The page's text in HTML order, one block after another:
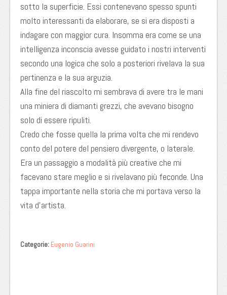
sotto la superficie. Essi contenevano spesso spunti
molto interessanti da elaborare, se si era disposti a
indagare con maggior cura. Insomma era come se una
intelligenza inconscia avesse guidato i nostri interventi
secondo una logica che solo a posteriori rivelava la sua
pertinenza e la sua arguzia.
Alla fine del riascolto mi sembrava di avere tra le mani
una miniera di diamanti grezzi, che avevano bisogno
solo di essere ripuliti.
Credo che fosse quella la prima volta che mi rendevo
conto del potere del pensiero divergente, o laterale.
Era un passaggio a modalità più creative che mi
facevano stare meglio e si rivelavano più feconde. Una
tappa importante nella storia che mi portava verso la
vita d’artista.
Categorie: Eugenio Guarini